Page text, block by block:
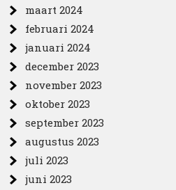
maart 2024
februari 2024
januari 2024
december 2023
november 2023
oktober 2023
september 2023
augustus 2023
juli 2023
juni 2023